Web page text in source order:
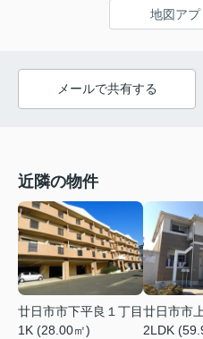
地図アプ
メールで共有する
近隣の物件
廿日市市下平良１丁目
1K (28.00㎡)
廿日市市
2LDK